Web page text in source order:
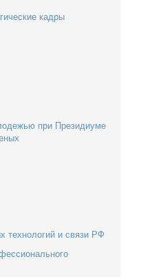
кадры
при Президиуме
технологий и связи РФ